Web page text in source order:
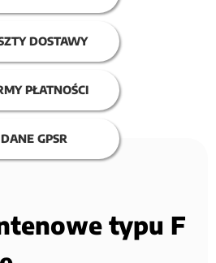
DOSTAWY
PŁATNOŚCI
DANE GPSR
typu F